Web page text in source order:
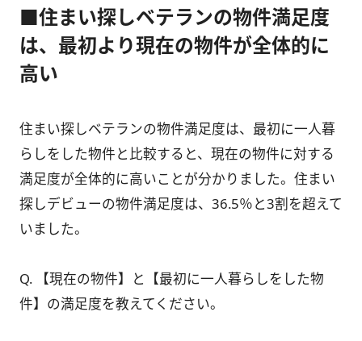
■住まい探しベテランの物件満足度
は、最初より現在の物件が全体的に
高い
住まい探しベテランの物件満足度は、最初に一人暮
らしをした物件と比較すると、現在の物件に対する
満足度が全体的に高いことが分かりました。住まい
探しデビューの物件満足度は、36.5％と3割を超えて
いました。
Q. 【現在の物件】と【最初に一人暮らしをした物
件】の満足度を教えてください。